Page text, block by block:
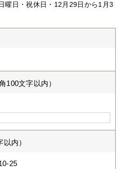
曜日・祝休日・12月29日から1月3
100文字以内）
以内）
25